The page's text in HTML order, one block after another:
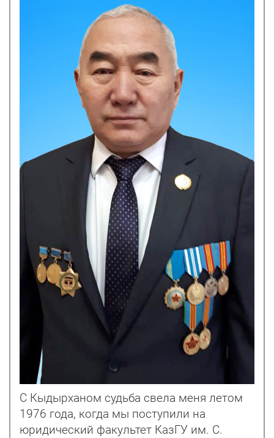
С Кыдырханом судьба свела меня летом
1976 года, когда мы поступили на
юридический факультет КазГУ им. С.